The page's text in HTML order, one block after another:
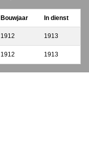
Bouwjaar In dienst
1912 1913
1912 1913